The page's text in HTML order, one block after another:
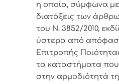
η οποία, σύμφωνα με
διατάξεις των
του Ν. 3852/2010,
ύστερα από
Επιτροπής
τα καταστήματα
στην αρμοδιότητά